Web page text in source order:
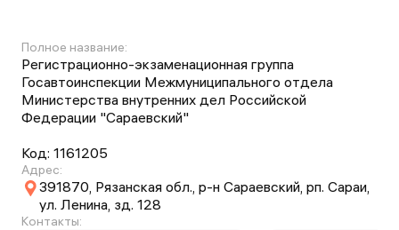
Полное название:
Регистрационно-экзаменационная группа
Госавтоинспекции Межмуниципального отдела
Министерства внутренних дел Российской
Федерации "Сараевский"
Код: 1161205
Адрес:
391870, Рязанская обл., р-н Сараевский, рп. Сараи,
ул. Ленина, зд. 128
Контакты: